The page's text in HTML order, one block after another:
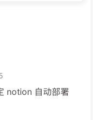
notion 自动部署